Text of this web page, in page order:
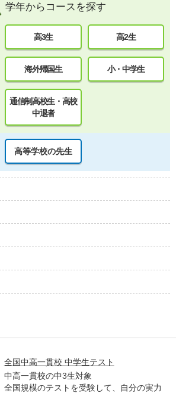
学年からコースを探す
高3生 高2生
海外帰国生 小・中学生
通信制高校生・高校
中退者
高等学校の先生
全国中高一貫校 中学生テスト
中高一貫校の中3生対象
全国規模のテストを受験して、自分の実力